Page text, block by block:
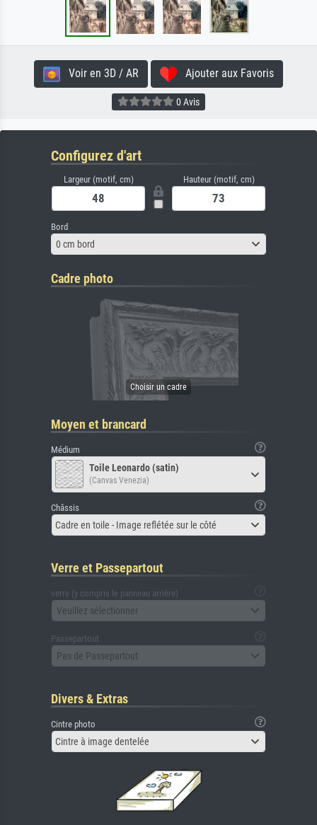
Voir en 3D / AR Ajouter aux Favoris
0 Avis
Configurez d'art
Largeur (motif, cm) Hauteur (motif, cm)
Bord
0 cm bord
Cadre photo
Moyen et brancard
Médium
Toile Leonardo (satin)
(Canvas Venezia)
Châssis
Cadre en toile - Image reflétée sur le côté
Verre et Passepartout
verre (y compris le panneau arrière)
Veuillez sélectionner
Passepartout
Pas de Passepartout
Divers & Extras
Cintre photo
Cintre à image dentelée